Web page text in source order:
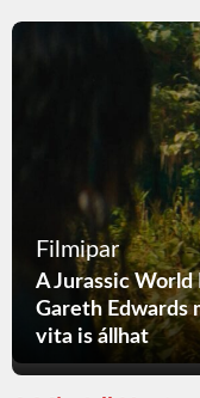
Filmipar
A Jurassic
Gareth Edwards
vita is állhat